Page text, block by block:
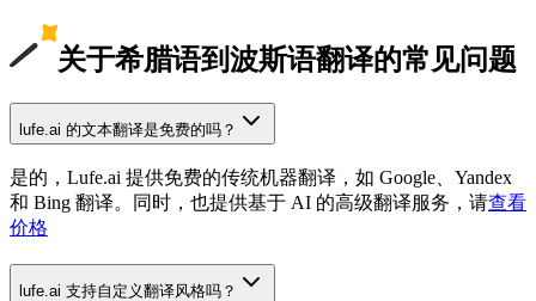
关于希腊语到波斯语翻译的常见问题
lufe.ai 的文本翻译是免费的吗？
是的，Lufe.ai 提供免费的传统机器翻译，如 Google、Yandex
和 Bing 翻译。同时，也提供基于 AI 的高级翻译服务，请查看
价格
lufe.ai 支持自定义翻译风格吗？